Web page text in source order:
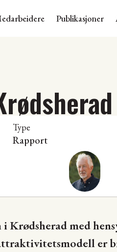
Publikasjoner
Type
Rapport
med
er